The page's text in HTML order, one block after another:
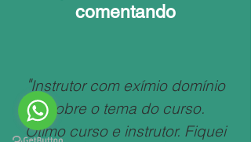
comentando
"Instrutor com exímio domínio
sobre o tema do curso.
Ótimo curso e instrutor. Fiquei